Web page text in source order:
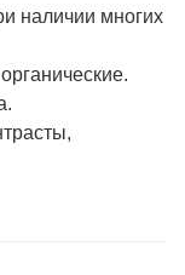
наличии многих